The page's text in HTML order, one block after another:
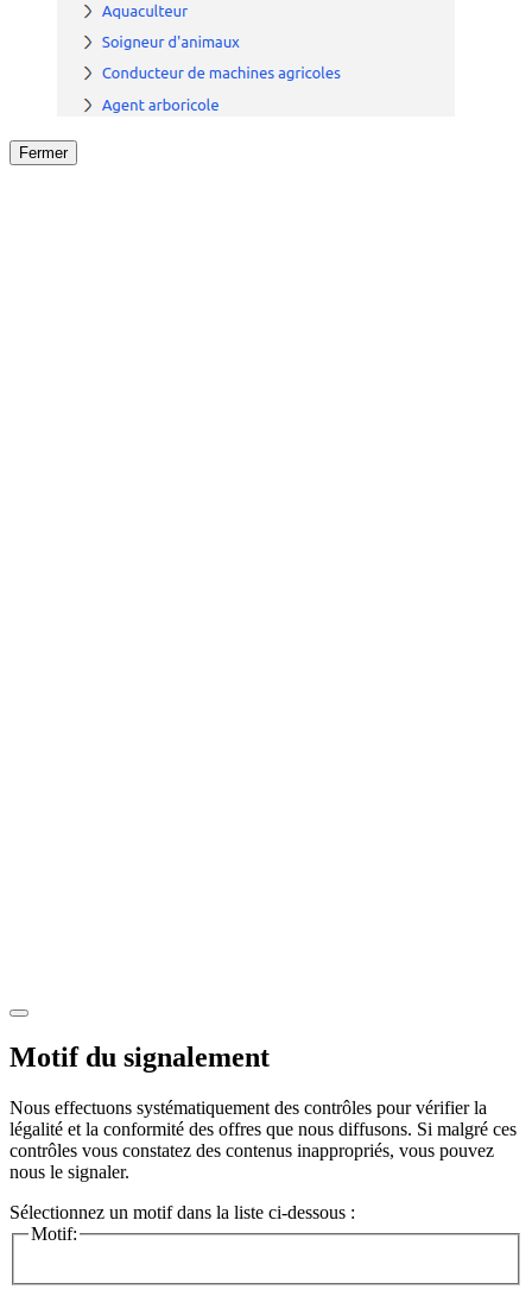
Fermer
Motif du signalement
Nous effectuons systématiquement des contrôles pour vérifier la
légalité et la conformité des offres que nous diffusons. Si malgré ces
contrôles vous constatez des contenus inappropriés, vous pouvez
nous le signaler.
Sélectionnez un motif dans la liste ci-dessous :
Motif: